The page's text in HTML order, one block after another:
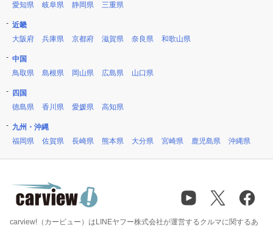
愛知県
岐阜県 静岡県 三重県
近畿
大阪府
兵庫県 京都府 滋賀県 奈良県 和歌山県
中国
鳥取県
島根県 岡山県 広島県 山口県
四国
徳島県
香川県 愛媛県 高知県
九州・沖縄
福岡県
佐賀県 長崎県 熊本県 大分県 宮崎県 鹿児島県 沖縄県
carview!（カービュー）はLINEヤフー株式会社が運営するクルマに関するあ